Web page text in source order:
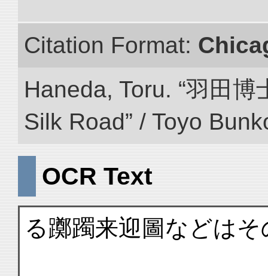
Citation Format:
Haneda, Toru. “羽田博
Silk Road” / Toyo
OCR Text
る躑躅来迎圖などは